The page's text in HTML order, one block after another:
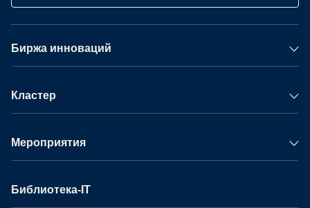
Биржа инноваций
Кластер
Мероприятия
Библиотека-IT